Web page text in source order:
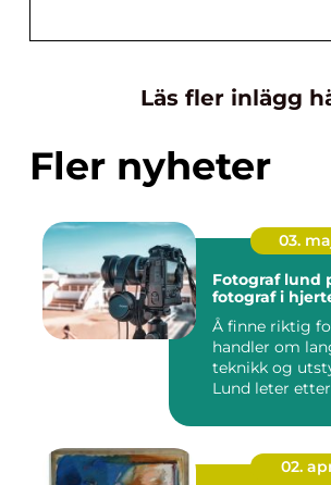
Läs fler inlägg
Fler nyheter
03.
Fotograf lund profesjonell
fotograf i
Å finne riktig
handler om
teknikk og
Lund leter
02.